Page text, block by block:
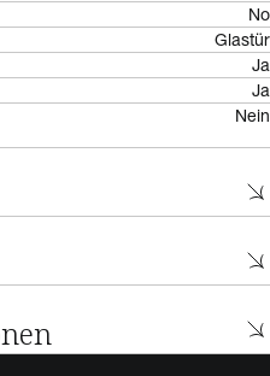
No
Glastür
Ja
Ja
Nein